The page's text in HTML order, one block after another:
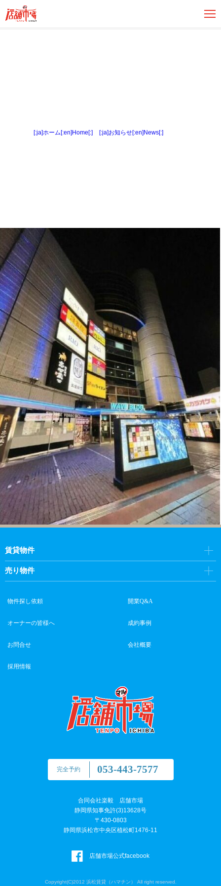
[:ja]ホーム[:en]Home[:] [:ja]お知らせ[:en]News[:]
完全予約 053-443-7577
合同会社楽毅 店舗市場
静岡県知事免許(3)13628号
〒430-0803
静岡県浜松市中央区植松町1476-11
店舗市場公式facebook
賃貸物件
売り物件
物件探し依頼 開業Q&A
オーナーの皆様へ 成約事例
お問合せ 会社概要
採用情報
Copyright(C)2012 浜松賃貸（ハマチン） All right reserved.